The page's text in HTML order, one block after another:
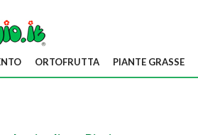
ORTOFRUTTA PIANTE GRASSE